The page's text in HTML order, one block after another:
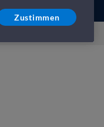
Zustimmen